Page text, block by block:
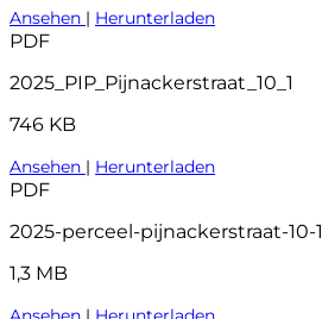
Ansehen | Herunterladen
PDF
2025_PIP_Pijnackerstraat_10_1
746 KB
Ansehen | Herunterladen
PDF
2025-perceel-pijnackerstraat-10-1
1,3 MB